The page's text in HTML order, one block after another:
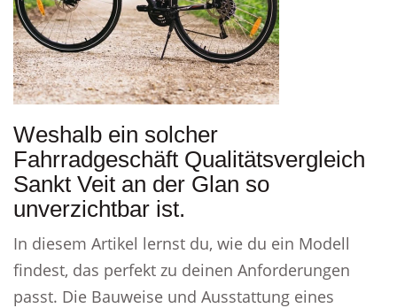
Weshalb ein solcher
Fahrradgeschäft Qualitätsvergleich
Sankt Veit an der Glan so
unverzichtbar ist.
In diesem Artikel lernst du, wie du ein Modell
findest, das perfekt zu deinen Anforderungen
passt. Die Bauweise und Ausstattung eines